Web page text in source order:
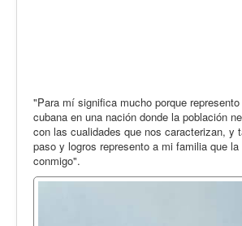
"Para mí significa mucho porque
cubana en una nación donde la población
con las cualidades que nos caracterizan, y
paso y logros represento a mi familia que
conmigo".